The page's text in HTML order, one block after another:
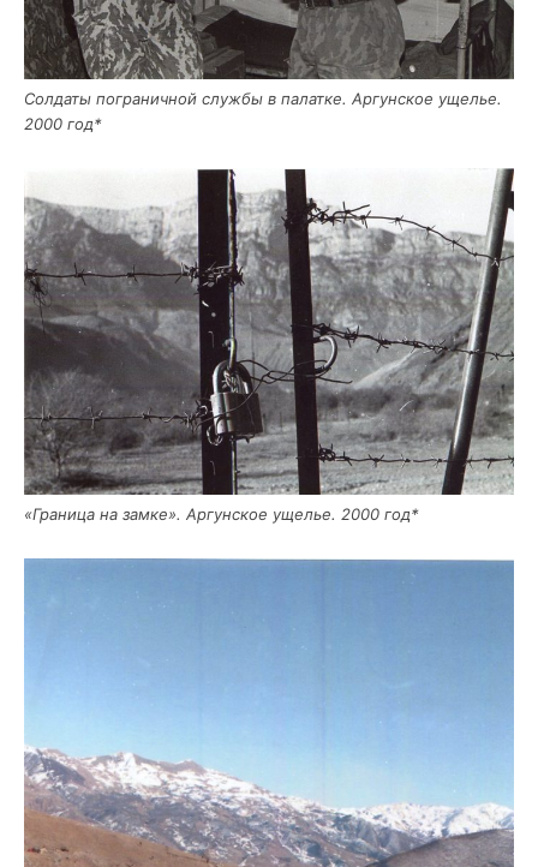
Сол­да­ты погра­нич­ной служ­бы в палат­ке. Аргун­ское уще­лье.
2000 год*
«Гра­ни­ца на зам­ке». Аргун­ское уще­лье. 2000 год*